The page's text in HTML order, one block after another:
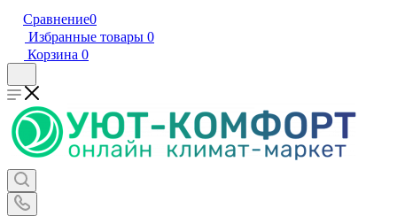
Сравнение0
Избранные товары 0
Корзина 0